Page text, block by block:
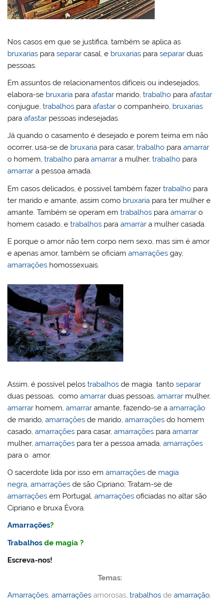
Nos casos em que se justifica, também se aplica as
bruxarias paraseparar casal, e bruxarias paraseparar duas
pessoas.
Em assuntos de relacionamentos difíceis ou indesejados,
elabora-se bruxaria paraafastar marido,trabalho paraafastar
conjugue,trabalhos paraafastar o companheiro, bruxarias
paraafastar pessoas indesejadas.
Já quando o casamento é desejado e porem teima em não
ocorrer, usa-se de bruxaria para casar,trabalho paraamarrar
o homem,trabalho paraamarrar a mulher,trabalho para
amarrar a pessoa amada.
Em casos delicados, é possivel também fazertrabalho para
ter marido e amante, assim como bruxaria para ter mulher e
amante. Também se operam emtrabalhos paraamarrar o
homem casado, etrabalhos paraamarrar a mulher casada.
E porque o amor não tem corpo nem sexo, mas sim é amor
e apenas amor, também se oficiamamarrações gay,
amarrações homossexuais.
Assim, é possível pelostrabalhos de magia tantoseparar
duas pessoas, comoamarrar duas pessoas,amarrar mulher,
amarrar homem,amarrar amante, fazendo-se aamarração
de marido,amarrações de marido,amarrações do homem
casado,amarrações para casar,amarrações paraamarrar
mulher,amarrações para ter a pessoa amada,amarrações
para o amor.
O sacerdote lida por isso emamarrações de magia
negra,amarrações de são Cipriano; Tratam-se de
amarrações em Portugal,amarrações oficiadas no altar são
Cipriano e bruxa Èvora.
Amarrações?
Trabalhos de magia ?
Escreva-nos!
Temas:
Amarrações,amarrações amorosas,trabalhos deamarração,